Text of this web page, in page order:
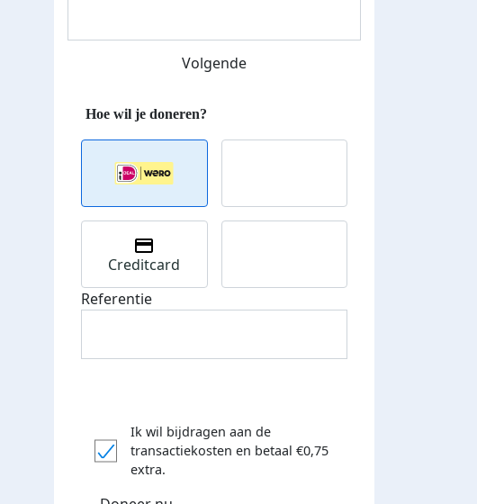
Volgende
Creditcard
Referentie
Ik wil bijdragen aan de
transactiekosten en betaal €0,75
extra.